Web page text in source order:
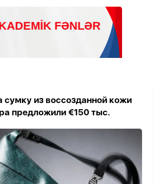
сумку из воссозданной кожи
предложили €150 тыс.